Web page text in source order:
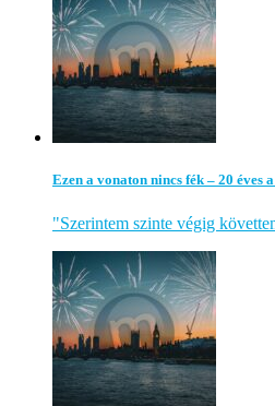
Ezen a vonaton nincs fék – 20 éves
"Szerintem szinte végig